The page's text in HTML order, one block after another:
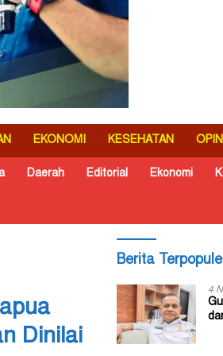
EKONOMI KESEHATAN OPINI
Daerah Editorial Ekonomi
Dinilai
Berita
4